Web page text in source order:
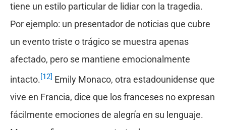
tiene un estilo particular de lidiar con la tragedia.
Por ejemplo: un presentador de noticias que cubre
un evento triste o trágico se muestra apenas
afectado, pero se mantiene emocionalmente
intacto.[12] Emily Monaco, otra estadounidense que
vive en Francia, dice que los franceses no expresan
fácilmente emociones de alegría en su lenguaje.